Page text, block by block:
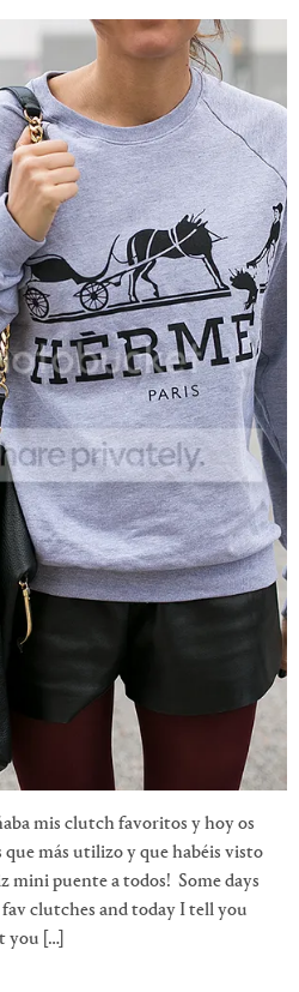
mis clutch favoritos y hoy os
que más utilizo y que habéis visto
mini puente a todos! Some days
clutches and today I tell you
you […]